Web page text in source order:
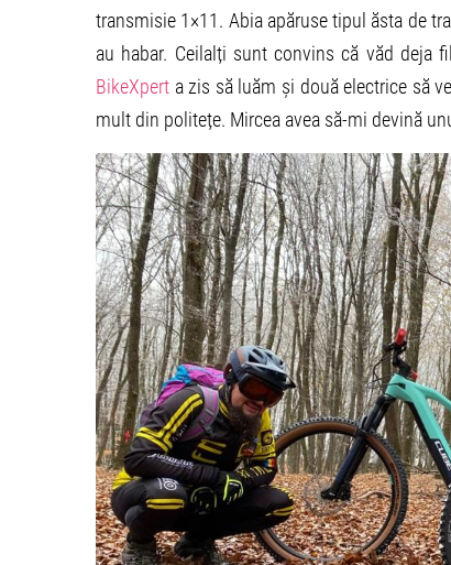
transmisie 1×11. Abia apăruse tipul ăsta de
au habar. Ceilalți sunt convins că văd deja
BikeXpert a zis să luăm și două electrice să
mult din politețe. Mircea avea să-mi devină